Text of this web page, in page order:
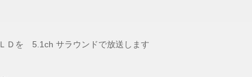
Ｄを 5.1ch サラウンドで放送します